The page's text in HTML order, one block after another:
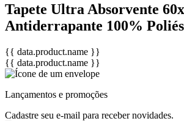
Tapete Ultra Absorvente
Antiderrapante 100%
{{ data.product.name }}
{{ data.product.name }}
Lançamentos e promoções
Cadastre seu e-mail para receber novidades.